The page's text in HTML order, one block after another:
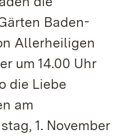
Baden-
Allerheiligen
um 14.00 Uhr
die Liebe
am
1. November